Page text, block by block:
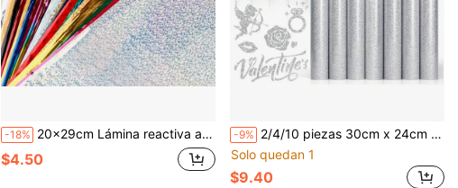
-18% 20x29cm Lámina reactiva al tóner para laminadora, papel de lámina para dorado con tóner en proyectos de manualidades de scrapbooking, elaboración de tarjetas, laminado con impresora láser y laminadora
$4.50
-9% 2/4/10 piezas 30cm x 24cm Pegatinas de vinilo con brillo plateado para transferencia térmica, adecuadas para decoración de ropa de Pascua, 14 piezas Pegatinas de vinilo con brillo plateado para transferencia térmica, adecuadas para camisetas, gorras, ropa, compatibles con máquinas de prensa de calor Cameo
Solo quedan 1
$9.40